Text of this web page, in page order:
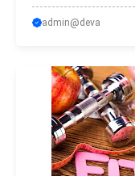
admin@deva